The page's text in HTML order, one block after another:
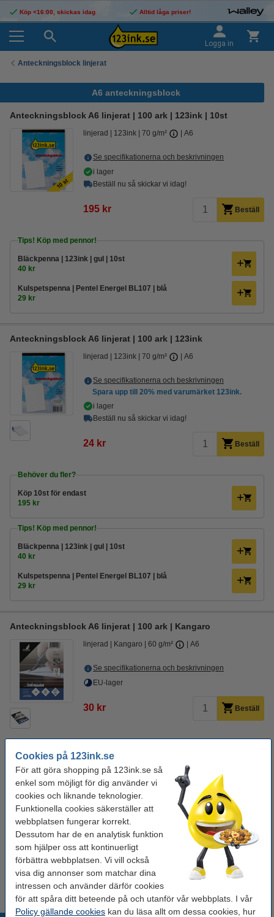
Cookies på 123ink.se
För att göra shopping på 123ink.se så
enkel som möjligt för dig använder vi
cookies och liknande teknologier.
Funktionella cookies säkerställer att
webbplatsen fungerar korrekt.
Dessutom har de en analytisk funktion
som hjälper oss att kontinuerligt
förbättra webbplatsen. Vi vill också
visa dig annonser som matchar dina
intressen och använder därför cookies
för att spåra ditt beteende på och utanför vår webbplats. I vår
Policy gällande cookies kan du läsa allt om dessa cookies, hur
Köp <16:00, skickas idag Alltid låga priser!
Logga in
Anteckningsblock linjerat
A6 anteckningsblock
Anteckningsblock A6 linjerat | 100 ark | 123ink | 10st
linjerad 123ink 70 g/m² A6
Se specifikationerna och beskrivningen
i lager
Beställ nu så skickar vi idag!
195 kr Beställ
Tips! Köp med pennor!
Bläckpenna | 123ink | gul | 10st
40 kr
Kulspetspenna | Pentel Energel BL107 | blå
29 kr
Anteckningsblock A6 linjerat | 100 ark | 123ink
linjerad 123ink 70 g/m² A6
Se specifikationerna och beskrivningen
Spara upp till 20% med varumärket 123ink.
i lager
Beställ nu så skickar vi idag!
24 kr Beställ
Behöver du fler?
Köp 10st för endast
195 kr
Tips! Köp med pennor!
Bläckpenna | 123ink | gul | 10st
40 kr
Kulspetspenna | Pentel Energel BL107 | blå
29 kr
Anteckningsblock A6 linjerat | 100 ark | Kangaro
linjerad Kangaro 60 g/m² A6
Se specifikationerna och beskrivningen
EU-lager
30 kr Beställ
Spara upp till20%med varumärket 123ink.
Anteckningsblock A6 linjerat | 100 ark | 123ink
Bläckpenna | 123ink | gul | 10st
40 kr
Kulspetspenna | Pentel Energel BL107 | blå
29 kr